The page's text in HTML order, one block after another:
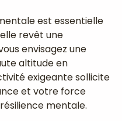
est essentielle
revêt une
envisagez une
altitude en
exigeante sollicite
et votre force
mentale.